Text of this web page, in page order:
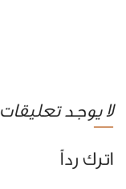
لا يوجد تعليقات
اترك رداً